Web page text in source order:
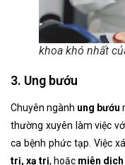
khoa khó nhất
3. Ung bướu
Chuyên ngành ung bướu
thường xuyên làm việc
ca bệnh phức tạp. Việc
trị, xạ trị, hoặc miễn